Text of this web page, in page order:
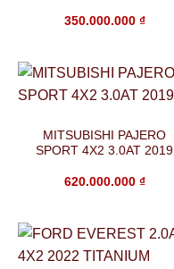
350.000.000 ₫
MITSUBISHI PAJERO
SPORT 4X2 3.0AT 2019
620.000.000 ₫